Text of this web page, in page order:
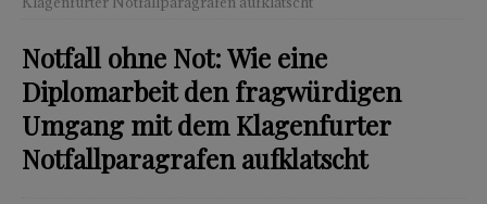
Notfall ohne Not: Wie eine
Diplomarbeit den fragwürdigen
Umgang mit dem Klagenfurter
Notfallparagrafen aufklatscht